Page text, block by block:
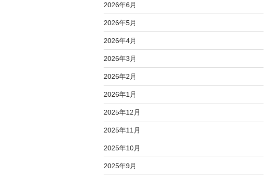
2026年6月
2026年5月
2026年4月
2026年3月
2026年2月
2026年1月
2025年12月
2025年11月
2025年10月
2025年9月